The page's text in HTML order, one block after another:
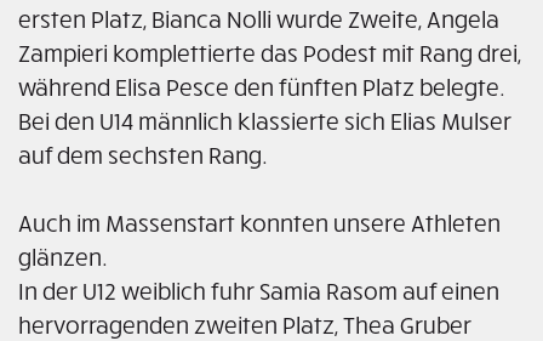
ersten Platz, Bianca Nolli wurde Zweite, Angela
Zampieri komplettierte das Podest mit Rang drei,
während Elisa Pesce den fünften Platz belegte.
Bei den U14 männlich klassierte sich Elias Mulser
auf dem sechsten Rang.
Auch im Massenstart konnten unsere Athleten
glänzen.
In der U12 weiblich fuhr Samia Rasom auf einen
hervorragenden zweiten Platz, Thea Gruber